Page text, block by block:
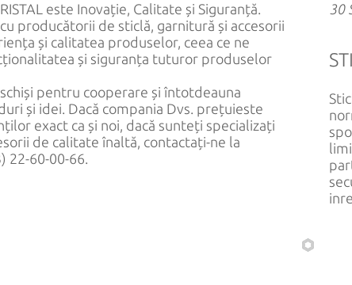
este Inovație, Calitate și Siguranță.
producătorii de sticlă, garnitură și accesorii
și calitatea produselor, ceea ce ne
și siguranța tuturor produselor
pentru cooperare și întotdeauna
și idei. Dacă compania Dvs. prețuieste
exact ca și noi, dacă sunteți specializați
de calitate înaltă, contactați-ne la
22-60-00-66.
30